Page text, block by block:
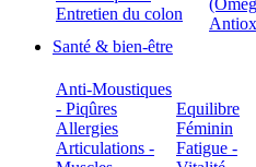
Entretien du colon
Santé & bien-être
Anti-Moustiques
- Piqûres
Allergies
Articulations -
Equilibre
Féminin
Fatigue -